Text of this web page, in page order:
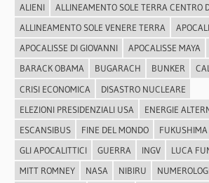
ALIENI
ALLINEAMENTO SOLE TERRA CENTRO
ALLINEAMENTO SOLE VENERE TERRA
APOCALISSE DI GIOVANNI
APOCALISSE MAYA
BARACK OBAMA
BUGARACH BUNKER
CRISI ECONOMICA
DISASTRO NUCLEARE
ELEZIONI PRESIDENZIALI USA
ENERGIE
ESCANSIBUS
FINE DEL MONDO FUKUSHIMA
GLI APOCALITTICI
GUERRA INGV LUCA
MITT ROMNEY
NASA NIBIRU